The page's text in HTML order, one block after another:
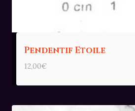
Pendentif Etoile
12,00€